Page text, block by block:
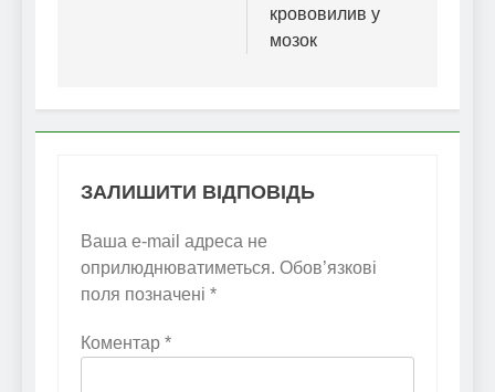
крововилив у
мозок
ЗАЛИШИТИ ВІДПОВІДЬ
Ваша e-mail адреса не
оприлюднюватиметься. Обов’язкові
поля позначені *
Коментар *